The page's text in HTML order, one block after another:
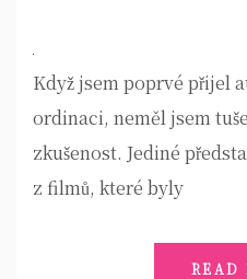
Když jsem poprvé přijel
ordinaci, neměl jsem
zkušenost. Jediné
z filmů, které byly
READ